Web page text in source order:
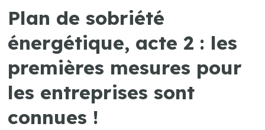
Plan de sobriété
énergétique, acte 2 : les
premières mesures pour
les entreprises sont
connues !